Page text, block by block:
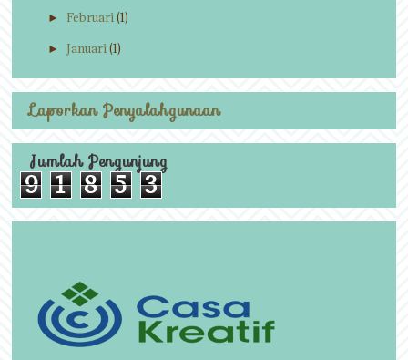
► Februari(1)
► Januari(1)
Laporkan Penyalahgunaan
Jumlah Pengunjung
9 1 8 5 3